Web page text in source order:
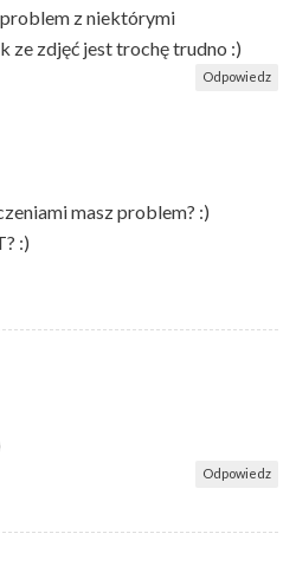
problem z niektórymi
ze zdjęć jest trochę trudno :)
Odpowiedz
masz problem? :)
:)
Odpowiedz